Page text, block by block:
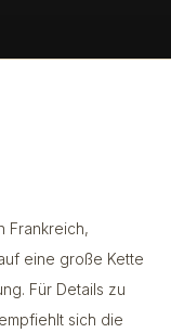
Frankreich,
eine große Kette
Für Details zu
sich die